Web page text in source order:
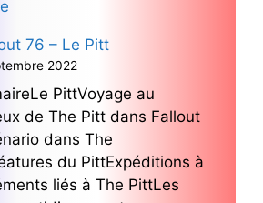
76 – Le Pitt
2022
PittVoyage au
de The Pitt dans Fallout
dans The
du PittExpéditions à
liés à The PittLes